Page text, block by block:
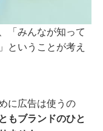
「みんなが知って
ということが考え
に広告は使うの
もブランドのひと